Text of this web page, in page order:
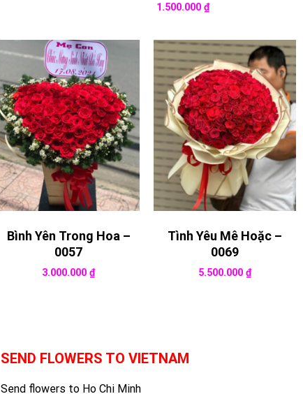
1.500.000₫
Bình Yên Trong Hoa –
0057
3.000.000₫
Tình Yêu Mê Hoặc –
0069
5.500.000 ₫
SEND FLOWERS TO VIETNAM
Send flowers to Ho Chi Minh